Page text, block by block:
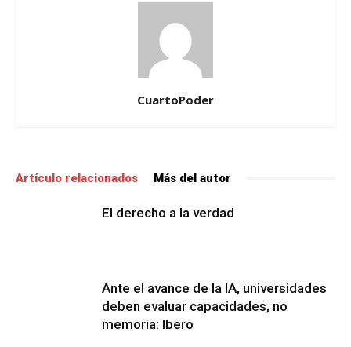
CuartoPoder
Artículo relacionados Más del autor
El derecho a la verdad
Ante el avance de la IA, universidades
deben evaluar capacidades, no
memoria: Ibero